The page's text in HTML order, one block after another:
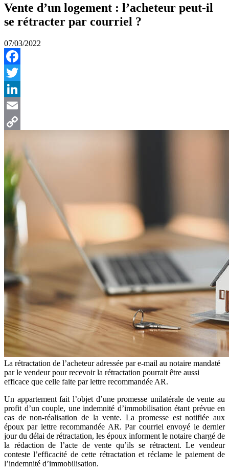
Vente d’un logement : l’acheteur peut-il
se rétracter par courriel ?
07/03/2022
Facebook
Twitter
LinkedIn
Email
Link
La rétractation de l’acheteur adressée par e-mail au notaire mandaté
par le vendeur pour recevoir la rétractation pourrait être aussi
efficace que celle faite par lettre recommandée AR.
Un appartement fait l’objet d’une promesse unilatérale de vente au
profit d’un couple, une indemnité d’immobilisation étant prévue en
cas de non-réalisation de la vente. La promesse est notifiée aux
époux par lettre recommandée AR. Par courriel envoyé le dernier
jour du délai de rétractation, les époux informent le notaire chargé de
la rédaction de l’acte de vente qu’ils se rétractent. Le vendeur
conteste l’efficacité de cette rétractation et réclame le paiement de
l’indemnité d’immobilisation.